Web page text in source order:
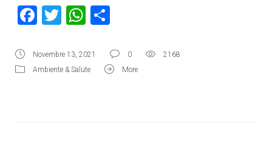
Facebook
TwitterWhatsApp
Novembre 13, 2021 0
2168
Ambiente & Salute
More